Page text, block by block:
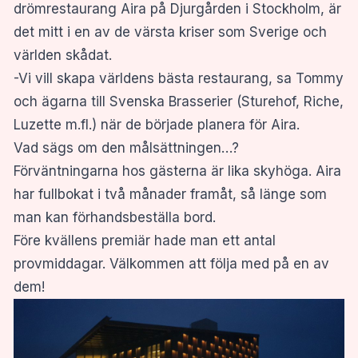
drömrestaurang Aira på Djurgården i Stockholm, är
det mitt i en av de värsta kriser som Sverige och
världen skådat.
-Vi vill skapa världens bästa restaurang, sa Tommy
och ägarna till Svenska Brasserier (Sturehof, Riche,
Luzette m.fl.) när de började planera för Aira.
Vad sägs om den målsättningen…?
Förväntningarna hos gästerna är lika skyhöga. Aira
har fullbokat i två månader framåt, så länge som
man kan förhandsbeställa bord.
Före kvällens premiär hade man ett antal
provmiddagar. Välkommen att följa med på en av
dem!